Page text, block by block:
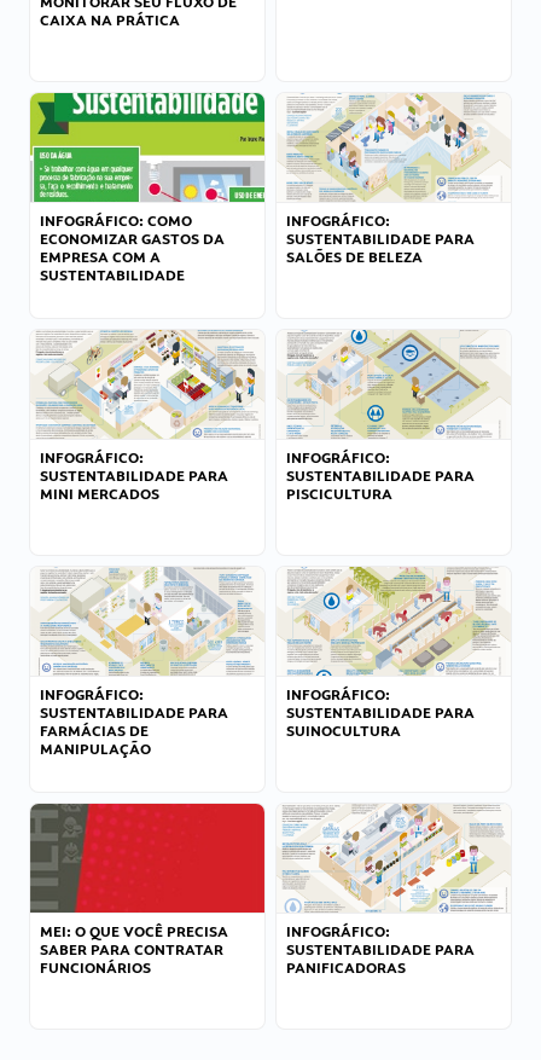
CAIXA NA PRÁTICA
INFOGRÁFICO: COMO
ECONOMIZAR GASTOS DA
EMPRESA COM A
SUSTENTABILIDADE
INFOGRÁFICO:
SUSTENTABILIDADE PARA
SALÕES DE BELEZA
INFOGRÁFICO:
SUSTENTABILIDADE PARA
MINI MERCADOS
INFOGRÁFICO:
SUSTENTABILIDADE PARA
PISCICULTURA
INFOGRÁFICO:
SUSTENTABILIDADE PARA
FARMÁCIAS DE
MANIPULAÇÃO
INFOGRÁFICO:
SUSTENTABILIDADE PARA
SUINOCULTURA
MEI: O QUE VOCÊ PRECISA
SABER PARA CONTRATAR
FUNCIONÁRIOS
INFOGRÁFICO:
SUSTENTABILIDADE PARA
PANIFICADORAS